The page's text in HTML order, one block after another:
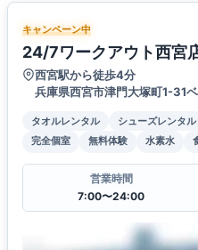
キャンペーン中
24/7ワークアウト西宮
西宮駅から徒歩4分
兵庫県西宮市津門大塚町1-31
タオルレンタル シューズレンタル
完全個室
無料体験 水素水
営業時間
7:00〜24:00